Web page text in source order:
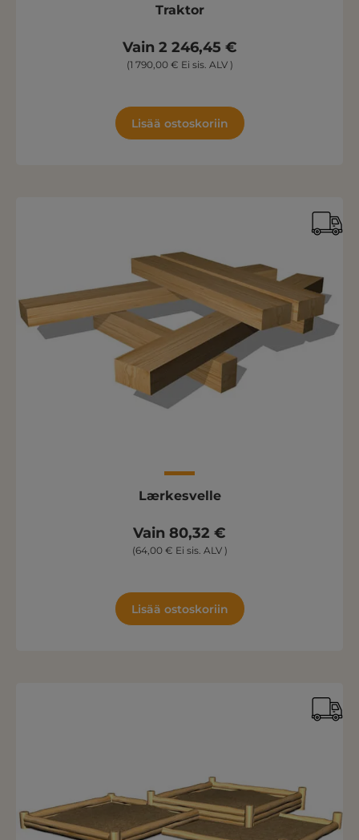
Traktor
Vain 2 246,45 €
(1 790,00 € Ei sis. ALV )
Lisää ostoskoriin
Lærkesvelle
Vain 80,32 €
(64,00 € Ei sis. ALV )
Lisää ostoskoriin